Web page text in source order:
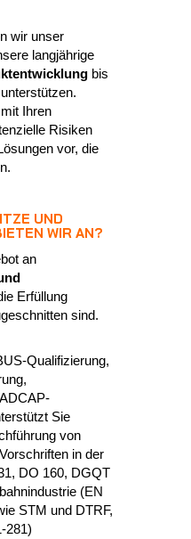
wir unser
langjährige
bis
Ihren
Risiken
vor, die
UND
WIR AN?
an
Erfüllung
sind.
Qualifizierung,
Sie
von
in der
DO 160, DGQT
(EN
STM und DTRF,
281)